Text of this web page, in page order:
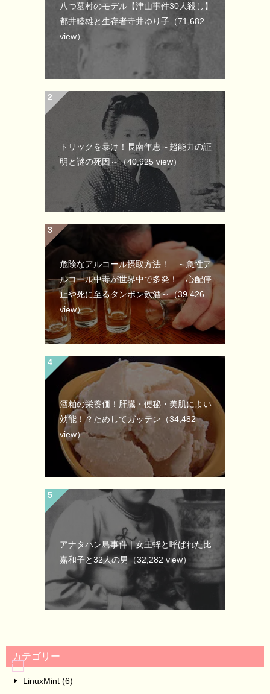
八つ墓村のモデル【津山事件30人殺し】
都井睦雄と生存者寺井ゆり子 （71,682
view）
トリックを暴け！長南年恵～超能力の証
明と謎の死因～（40,925 view）
危険なアルコール摂取方法！ ～急性ア
ルコール中毒が世界中で多発！ 心配停
止や死に至るタンポン飲酒～（39,426
view）
酒粕の栄養価！肝臓・便秘・美肌によい
効能！？ためしてガッテン （34,482
view）
アナタハン島事件｜女王蜂と呼ばれた比
嘉和子と32人の男（32,282 view）
カテゴリー
LinuxMint (6)